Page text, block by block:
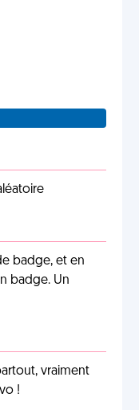
badge, et en
badge. Un
vraiment
!